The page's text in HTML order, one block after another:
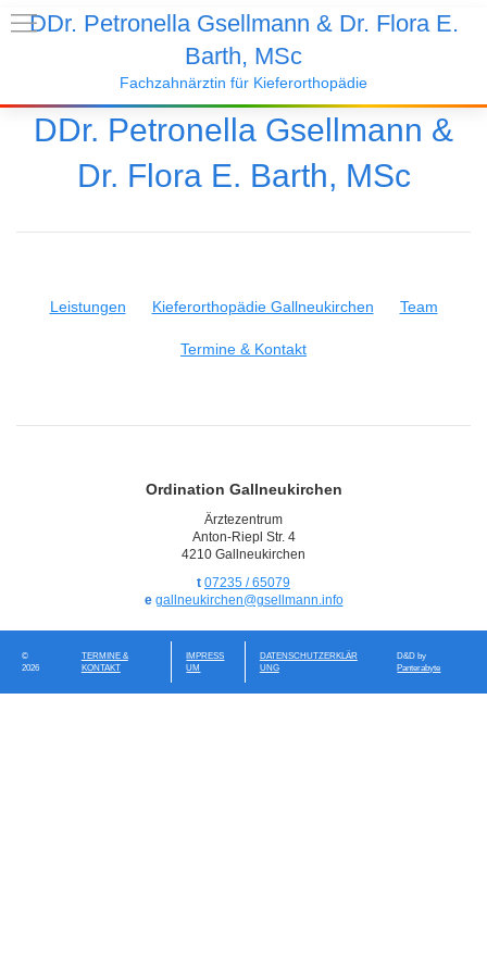
DDr. Petronella Gsellmann & Dr. Flora E.
Barth, MSc
Fachzahnärztin für Kieferorthopädie
DDr. Petronella Gsellmann &
Dr. Flora E. Barth, MSc
Leistungen Kieferorthopädie Gallneukirchen Team
Termine & Kontakt
Ordination Gallneukirchen
Ärztezentrum
Anton-Riepl Str. 4
4210 Gallneukirchen
t 07235 / 65079
e gallneukirchen@gsellmann.info
©
2026
TERMINE &
KONTAKT
IMPRESS
UM
DATENSCHUTZERKLÄR
UNG
D&D by
Panterabyte